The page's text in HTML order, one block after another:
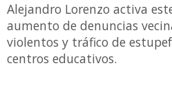
Alejandro Lorenzo activa
aumento de denuncias
violentos y tráfico de
centros educativos.